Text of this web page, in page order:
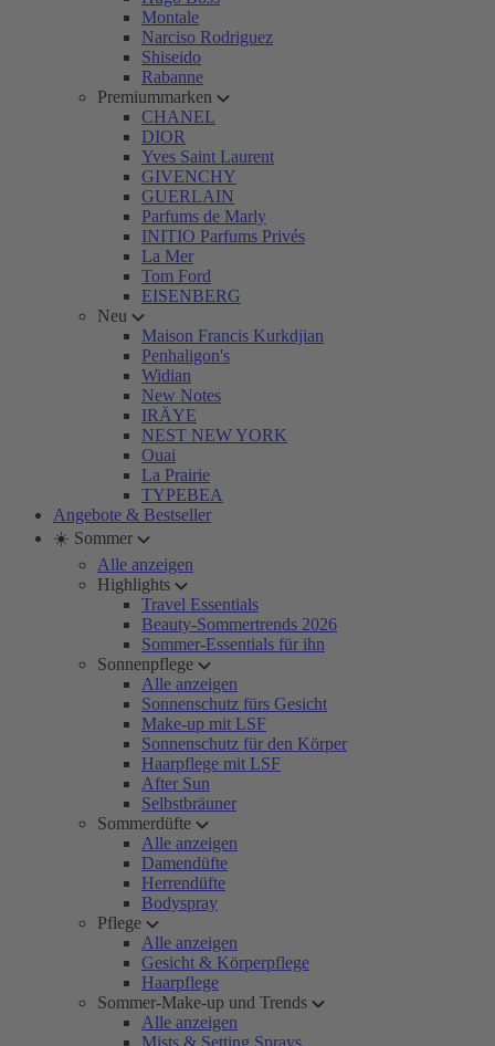
Montale
Narciso Rodriguez
Shiseido
Rabanne
Premiummarken
CHANEL
DIOR
Yves Saint Laurent
GIVENCHY
GUERLAIN
Parfums de Marly
INITIO Parfums Privés
La Mer
Tom Ford
EISENBERG
Neu
Maison Francis Kurkdjian
Penhaligon's
Widian
New Notes
IRÄYE
NEST NEW YORK
Ouai
La Prairie
TYPEBEA
Angebote & Bestseller
☀️ Sommer
Alle anzeigen
Highlights
Travel Essentials
Beauty-Sommertrends 2026
Sommer-Essentials für ihn
Sonnenpflege
Alle anzeigen
Sonnenschutz fürs Gesicht
Make-up mit LSF
Sonnenschutz für den Körper
Haarpflege mit LSF
After Sun
Selbstbräuner
Sommerdüfte
Alle anzeigen
Damendüfte
Herrendüfte
Bodyspray
Pflege
Alle anzeigen
Gesicht & Körperpflege
Haarpflege
Sommer-Make-up und Trends
Alle anzeigen
Mists & Setting Sprays